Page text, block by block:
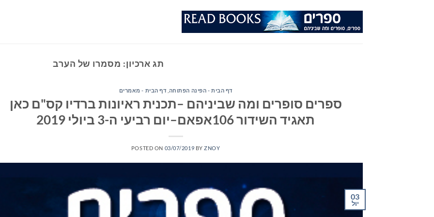
תג ארכיון: מסמרו של הערב
דף הבית - הפינה הפתוחה דף הבית - מאמרים
ספרים סופרים ומה שביניהם –תכנית ראיונות ברדיו קס"ם כאן
תאגיד השידור 106אפאם–יום רביעי ה-3 ביולי 2019
POSTED ON 03/07/2019 BYZNOY
03
יול